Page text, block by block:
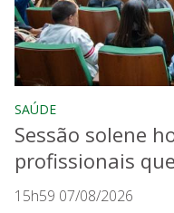
SAÚDE
Sessão solene
profissionais
15h59 07/08/2026